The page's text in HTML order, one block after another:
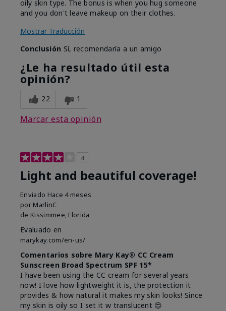
oily skin type. The bonus is when you hug someone
and you don't leave makeup on their clothes.
Mostrar Traducción
Conclusión Sí, recomendaría a un amigo
¿Le ha resultado útil esta
opinión?
22 1
Marcar esta opinión
4
Light and beautiful coverage!
Enviado Hace 4 meses
por MarlinC
de Kissimmee, Florida
Evaluado en
marykay.com/en-us/
Comentarios sobre Mary Kay® CC Cream
Sunscreen Broad Spectrum SPF 15*
I have been using the CC cream for several years
now! I love how lightweight it is, the protection it
provides & how natural it makes my skin looks! Since
my skin is oily so I set it w translucent 😍